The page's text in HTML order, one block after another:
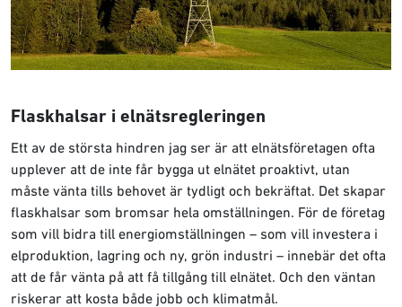
Flaskhalsar i elnätsregleringen
Ett av de största hindren jag ser är att elnätsföretagen ofta
upplever att de inte får bygga ut elnätet proaktivt, utan
måste vänta tills behovet är tydligt och bekräftat. Det skapar
flaskhalsar som bromsar hela omställningen. För de företag
som vill bidra till energiomställningen – som vill investera i
elproduktion, lagring och ny, grön industri – innebär det ofta
att de får vänta på att få tillgång till elnätet. Och den väntan
riskerar att kosta både jobb och klimatmål.